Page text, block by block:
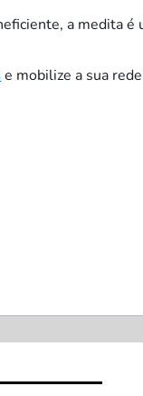
a medita é
e mobilize a sua